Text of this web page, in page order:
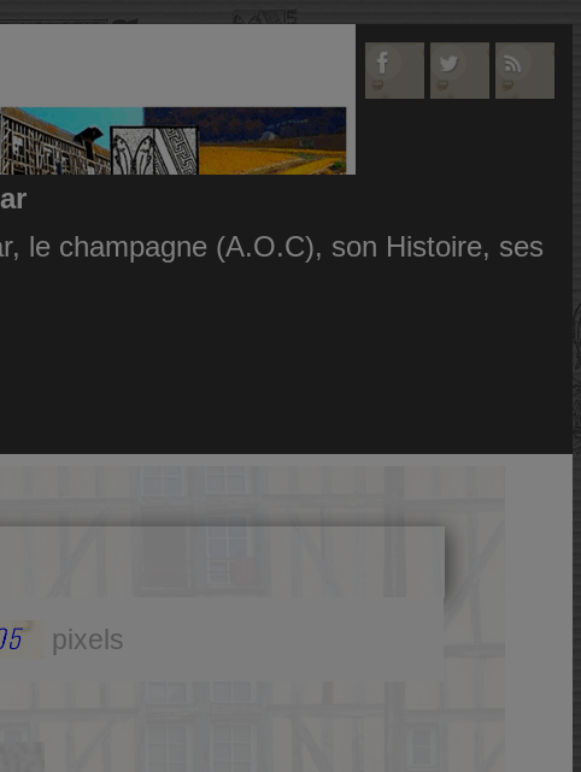
le champagne (A.O.C), son Histoire, ses
pixels